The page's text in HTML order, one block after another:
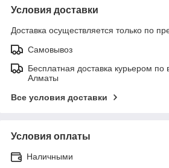
Условия доставки
Доставка осуществляется только по
Самовывоз
Бесплатная доставка курьером по
Алматы
Все условия доставки
Условия оплаты
Наличными